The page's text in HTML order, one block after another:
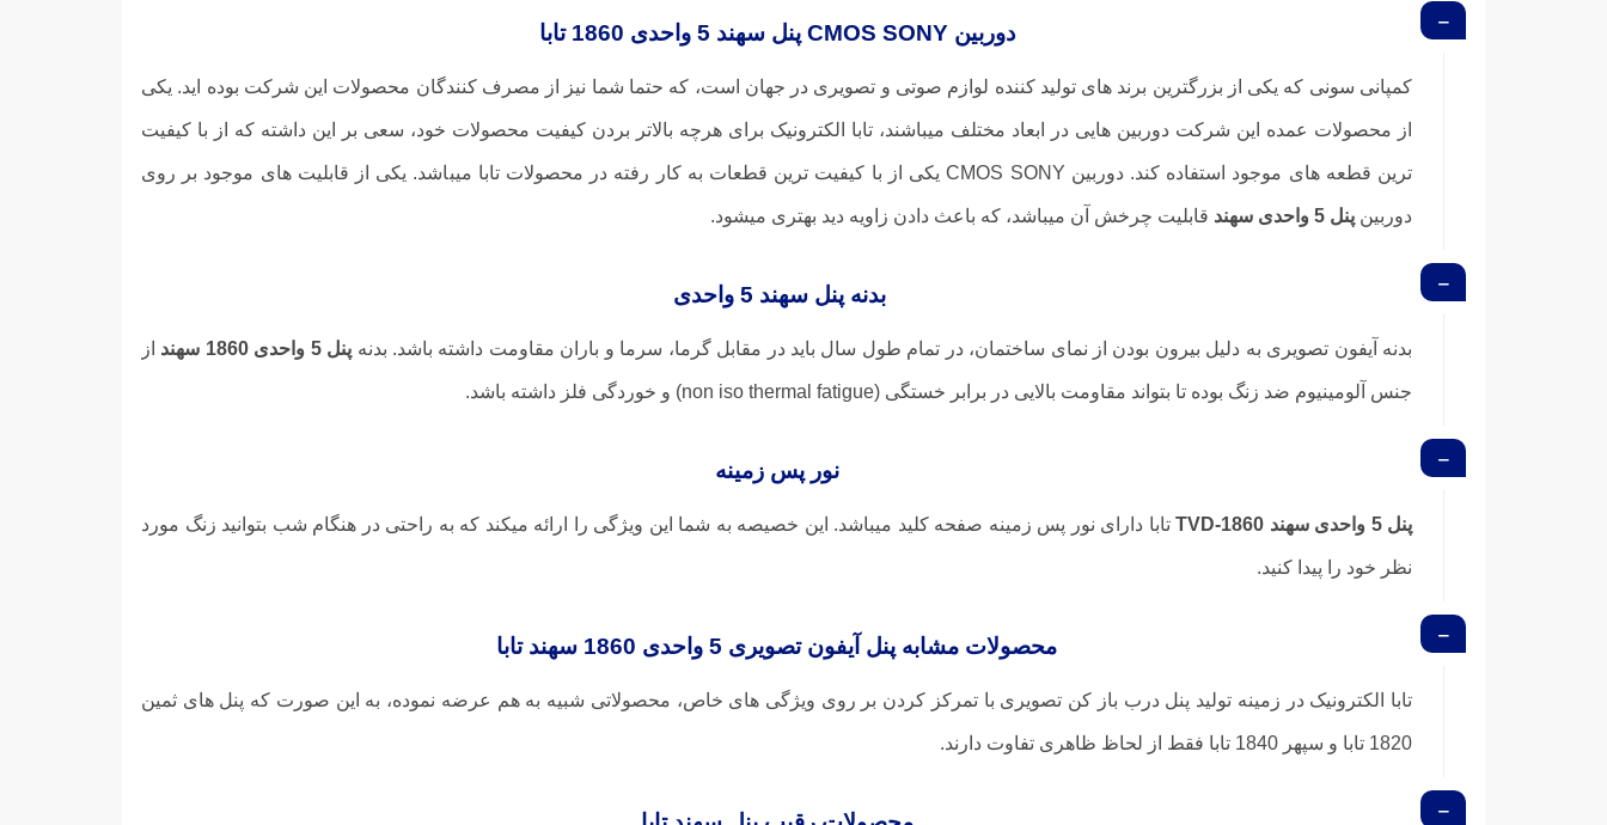
دوربین CMOS SONY پنل سهند 5 واحدی 1860 تابا
کمپانی سونی که یکی از بزرگترین برند های تولید کننده لوازم صوتی و تصویری در جهان است، که حتما شما نیز از مصرف کنندگان محصولات این شرکت بوده اید. یکی
از محصولات عمده این شرکت دوربین هایی در ابعاد مختلف میباشند، تابا الکترونیک برای هرچه بالاتر بردن کیفیت محصولات خود، سعی بر این داشته که از با کیفیت
ترین قطعه های موجود استفاده کند. دوربین CMOS SONY یکی از با کیفیت ترین قطعات به کار رفته در محصولات تابا میباشد. یکی از قابلیت های موجود بر روی
دوربین پنل 5 واحدی سهند قابلیت چرخش آن میباشد، که باعث دادن زاویه دید بهتری میشود.
بدنه پنل سهند 5 واحدی
بدنه آیفون تصویری به دلیل بیرون بودن از نمای ساختمان، در تمام طول سال باید در مقابل گرما، سرما و باران مقاومت داشته باشد. بدنه پنل 5 واحدی 1860 سهند از
جنس آلومینیوم ضد زنگ بوده تا بتواند مقاومت بالایی در برابر خستگی (non iso thermal fatigue) و خوردگی فلز داشته باشد.
نور پس زمینه
پنل 5 واحدی سهند TVD-1860 تابا دارای نور پس زمینه صفحه کلید میباشد. این خصیصه به شما این ویژگی را ارائه میکند که به راحتی در هنگام شب بتوانید زنگ مورد
نظر خود را پیدا کنید.
محصولات مشابه پنل آیفون تصویری 5 واحدی 1860 سهند تابا
تابا الکترونیک در زمینه تولید پنل درب باز کن تصویری با تمرکز کردن بر روی ویژگی های خاص، محصولاتی شبیه به هم عرضه نموده، به این صورت که پنل های ثمین
1820 تابا و سپهر 1840 تابا فقط از لحاظ ظاهری تفاوت دارند.